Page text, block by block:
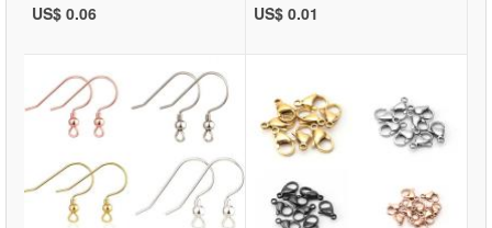
US$ 0.06 US$ 0.01